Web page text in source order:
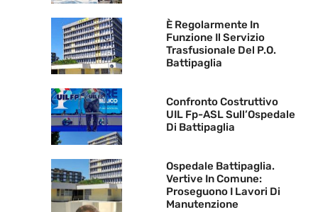
È Regolarmente In
Funzione Il Servizio
Trasfusionale Del P.O.
Battipaglia
Confronto Costruttivo
UIL Fp-ASL Sull’Ospedale
Di Battipaglia
Ospedale Battipaglia.
Vertive In Comune:
Proseguono I Lavori Di
Manutenzione